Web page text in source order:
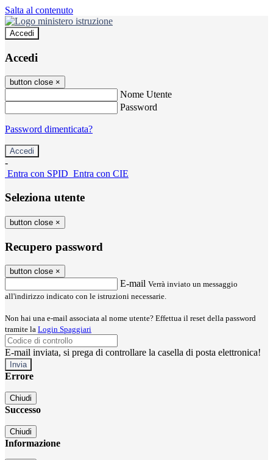
Salta al contenuto
Accedi
Accedi
button close ×
Nome Utente
Password
Password dimenticata?
-
Entra con SPID Entra con CIE
Seleziona utente
button close ×
Recupero password
button close ×
E-mail Verrà inviato un messaggio
all'indirizzo indicato con le istruzioni necessarie.
Non hai una e-mail associata al nome utente? Effettua il reset della password
tramite la Login Spaggiari
E-mail inviata, si prega di controllare la casella di posta elettronica!
Errore
Chiudi
Successo
Chiudi
Informazione